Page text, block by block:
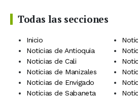
Todas las secciones
Inicio
Noticias de Antioquia
Noticias de Cali
Noticias de Manizales
Noticias de Envigado
Noticias de Sabaneta